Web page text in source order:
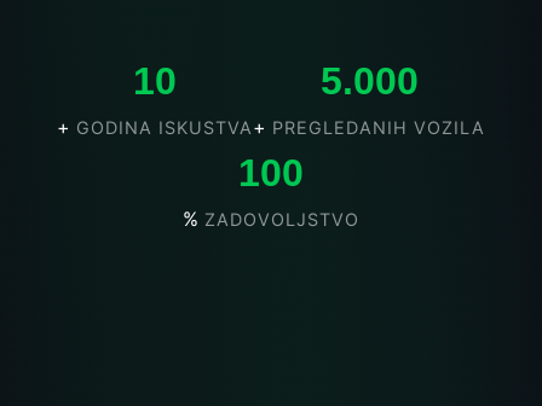
10
+ GODINA ISKUSTVA
5.000
+ PREGLEDANIH VOZILA
100
% ZADOVOLJSTVO